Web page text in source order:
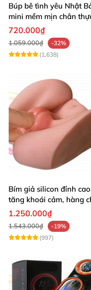
Búp bê tình yêu Nhật
mini mềm mịn chân
mông tròn quyến rũ
720.000₫
1.059.000₫
-32%
(1,638)
Bím giả silicon đỉnh
tăng khoái cảm, hàng
hãng SHP1391
1.250.000₫
1.543.000₫
-19%
(997)